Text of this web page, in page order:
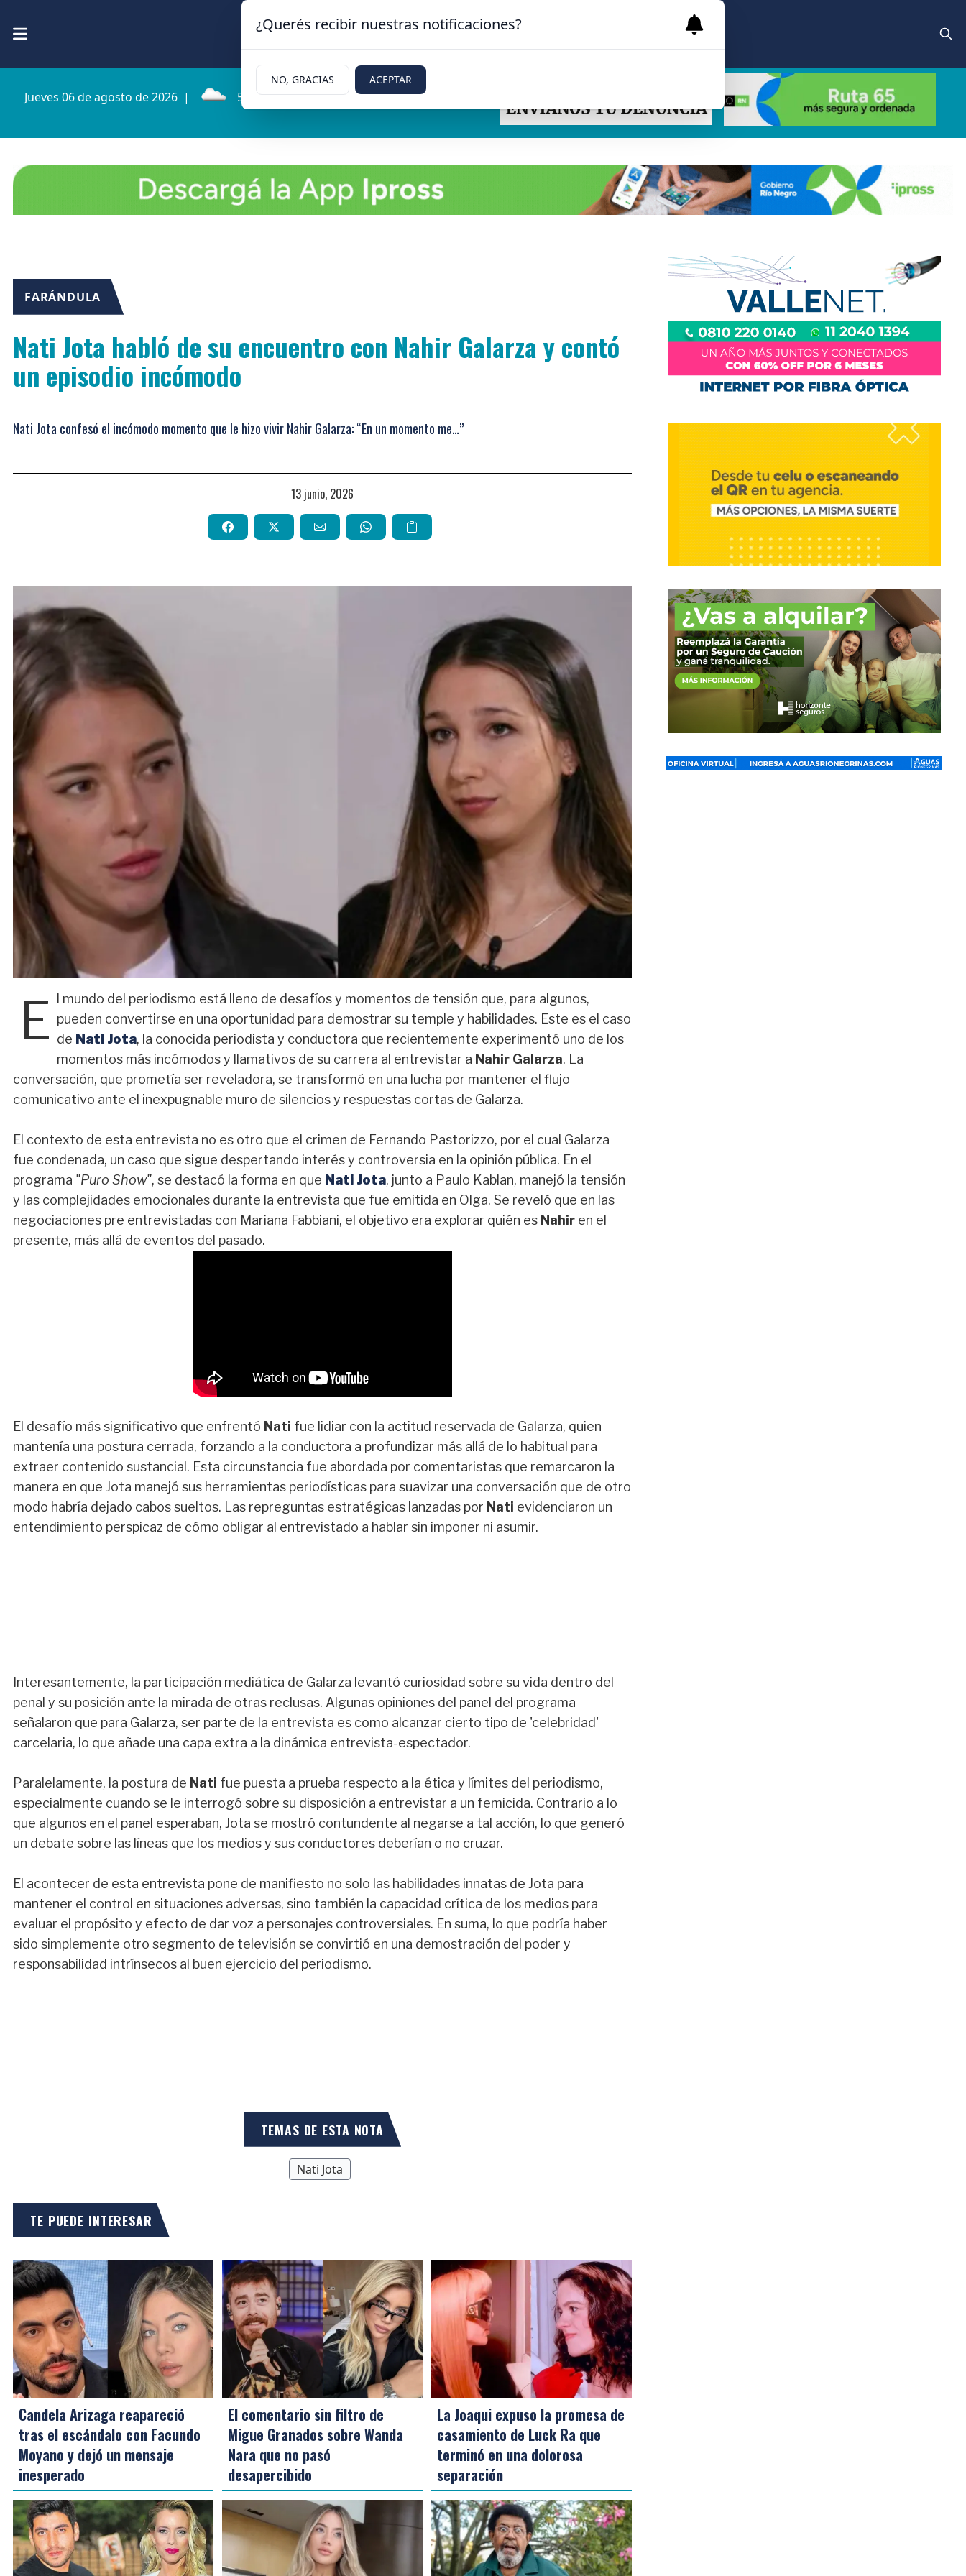
Jueves 06 de agosto de 2026 | 5.4ºc | Cipolletti, Rio Negro
FARÁNDULA
Nati Jota habló de su encuentro con Nahir Galarza y contó
un episodio incómodo
Nati Jota confesó el incómodo momento que le hizo vivir Nahir Galarza: “En un momento me…”
13 junio, 2026
E l mundo del periodismo está lleno de desafíos y momentos de tensión que, para algunos,
pueden convertirse en una oportunidad para demostrar su temple y habilidades. Este es el caso
de Nati Jota, la conocida periodista y conductora que recientemente experimentó uno de los
momentos más incómodos y llamativos de su carrera al entrevistar a Nahir Galarza. La
conversación, que prometía ser reveladora, se transformó en una lucha por mantener el flujo
comunicativo ante el inexpugnable muro de silencios y respuestas cortas de Galarza.
El contexto de esta entrevista no es otro que el crimen de Fernando Pastorizzo, por el cual Galarza
fue condenada, un caso que sigue despertando interés y controversia en la opinión pública. En el
programa "Puro Show", se destacó la forma en que Nati Jota, junto a Paulo Kablan, manejó la tensión
y las complejidades emocionales durante la entrevista que fue emitida en Olga. Se reveló que en las
negociaciones pre entrevistadas con Mariana Fabbiani, el objetivo era explorar quién es Nahir en el
presente, más allá de eventos del pasado.
El desafío más significativo que enfrentó Nati fue lidiar con la actitud reservada de Galarza, quien
mantenía una postura cerrada, forzando a la conductora a profundizar más allá de lo habitual para
extraer contenido sustancial. Esta circunstancia fue abordada por comentaristas que remarcaron la
manera en que Jota manejó sus herramientas periodísticas para suavizar una conversación que de otro
modo habría dejado cabos sueltos. Las repreguntas estratégicas lanzadas por Nati evidenciaron un
entendimiento perspicaz de cómo obligar al entrevistado a hablar sin imponer ni asumir.
Interesantemente, la participación mediática de Galarza levantó curiosidad sobre su vida dentro del
penal y su posición ante la mirada de otras reclusas. Algunas opiniones del panel del programa
señalaron que para Galarza, ser parte de la entrevista es como alcanzar cierto tipo de 'celebridad'
carcelaria, lo que añade una capa extra a la dinámica entrevista-espectador.
Paralelamente, la postura de Nati fue puesta a prueba respecto a la ética y límites del periodismo,
especialmente cuando se le interrogó sobre su disposición a entrevistar a un femicida. Contrario a lo
que algunos en el panel esperaban, Jota se mostró contundente al negarse a tal acción, lo que generó
un debate sobre las líneas que los medios y sus conductores deberían o no cruzar.
El acontecer de esta entrevista pone de manifiesto no solo las habilidades innatas de Jota para
mantener el control en situaciones adversas, sino también la capacidad crítica de los medios para
evaluar el propósito y efecto de dar voz a personajes controversiales. En suma, lo que podría haber
sido simplemente otro segmento de televisión se convirtió en una demostración del poder y
responsabilidad intrínsecos al buen ejercicio del periodismo.
TEMAS DE ESTA NOTA
Nati Jota
TE PUEDE INTERESAR
Candela Arizaga reapareció
tras el escándalo con Facundo
Moyano y dejó un mensaje
inesperado
El comentario sin filtro de
Migue Granados sobre Wanda
Nara que no pasó
desapercibido
La Joaqui expuso la promesa de
casamiento de Luck Ra que
terminó en una dolorosa
separación
¿Querés recibir nuestras notificaciones?
NO, GRACIAS ACEPTAR